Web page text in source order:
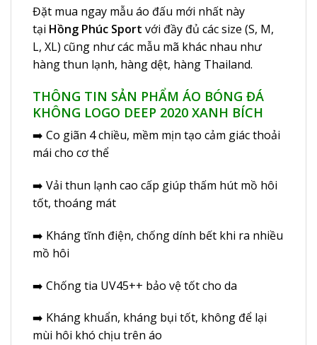
Đặt mua ngay mẫu áo đấu mới nhất này
tại Hồng Phúc Sport với đầy đủ các size (S, M,
L, XL) cũng như các mẫu mã khác nhau như
hàng thun lạnh, hàng dệt, hàng Thailand.
THÔNG TIN SẢN PHẨM ÁO BÓNG ĐÁ
KHÔNG LOGO DEEP 2020 XANH BÍCH
➡️ Co giãn 4 chiều, mềm mịn tạo cảm giác thoải
mái cho cơ thể
➡️ Vải thun lạnh cao cấp giúp thấm hút mồ hôi
tốt, thoáng mát
➡️ Kháng tĩnh điện, chống dính bết khi ra nhiều
mồ hôi
➡️ Chống tia UV45++ bảo vệ tốt cho da
➡️ Kháng khuẩn, kháng bụi tốt, không để lại
mùi hôi khó chịu trên áo